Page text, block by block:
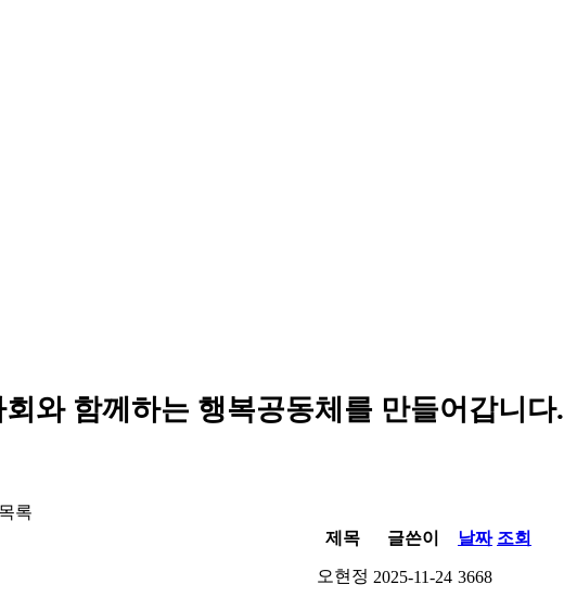
와 함께하는 행복공동체를 만들어갑니다.
록
제목 글쓴이 날짜 조회
오현정 2025-11-24 3668